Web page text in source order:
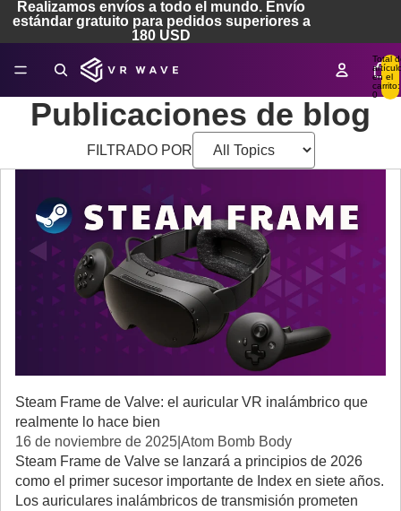
Realizamos envíos a todo el mundo. Envío
estándar gratuito para pedidos superiores a
180 USD
Total
en el
carrito:
0
Publicaciones de blog
FILTRADO POR
Steam Frame de Valve: el auricular VR inalámbrico que
realmente lo hace bien
16 de noviembre de 2025 Atom Bomb Body
Steam Frame de Valve se lanzará a principios de 2026
como el primer sucesor importante de Index en siete años.
Los auriculares inalámbricos de transmisión prometen